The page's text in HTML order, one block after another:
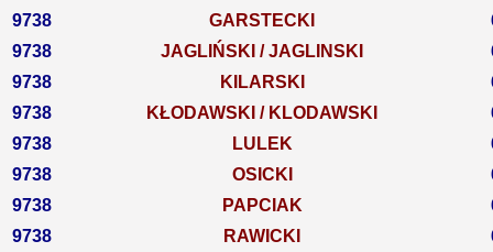
9738
GARSTECKI
9738
JAGLIŃSKI / JAGLINSKI
9738
KILARSKI
9738
KŁODAWSKI / KLODAWSKI
9738
LULEK
9738
OSICKI
9738
PAPCIAK
9738
RAWICKI